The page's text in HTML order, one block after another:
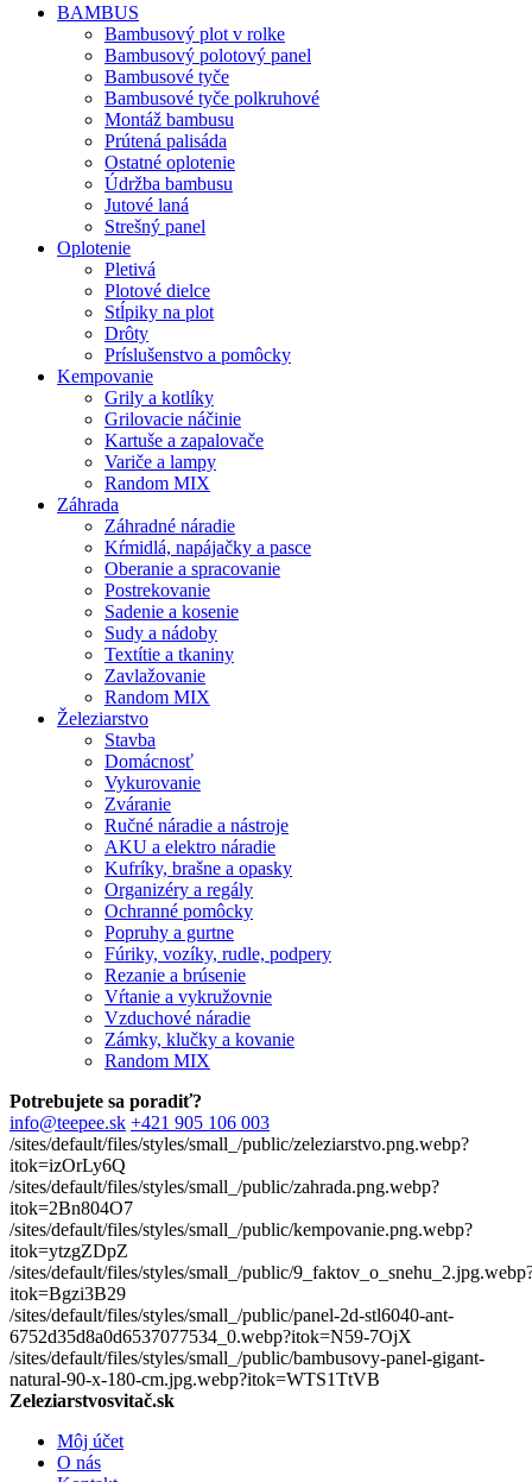
BAMBUS
Bambusový plot v rolke
Bambusový polotový panel
Bambusové tyče
Bambusové tyče polkruhové
Montáž bambusu
Prútená palisáda
Ostatné oplotenie
Údržba bambusu
Jutové laná
Strešný panel
Oplotenie
Pletivá
Plotové dielce
Stĺpiky na plot
Drôty
Príslušenstvo a pomôcky
Kempovanie
Grily a kotlíky
Grilovacie náčinie
Kartuše a zapalovače
Variče a lampy
Random MIX
Záhrada
Záhradné náradie
Kŕmidlá, napájačky a pasce
Oberanie a spracovanie
Postrekovanie
Sadenie a kosenie
Sudy a nádoby
Textítie a tkaniny
Zavlažovanie
Random MIX
Železiarstvo
Stavba
Domácnosť
Vykurovanie
Zváranie
Ručné náradie a nástroje
AKU a elektro náradie
Kufríky, brašne a opasky
Organizéry a regály
Ochranné pomôcky
Popruhy a gurtne
Fúriky, vozíky, rudle, podpery
Rezanie a brúsenie
Vŕtanie a vykružovnie
Vzduchové náradie
Zámky, klučky a kovanie
Random MIX
Potrebujete sa poradiť?
info@teepee.sk +421 905 106 003
/sites/default/files/styles/small_/public/zeleziarstvo.png.webp?
itok=izOrLy6Q
/sites/default/files/styles/small_/public/zahrada.png.webp?
itok=2Bn804O7
/sites/default/files/styles/small_/public/kempovanie.png.webp?
itok=ytzgZDpZ
/sites/default/files/styles/small_/public/
itok=Bgzi3B29
/sites/default/files/styles/small_/public/panel-2d-stl6040-ant-
6752d35d8a0d6537077534_0.webp?itok=N59-7OjX
/sites/default/files/styles/small_/public/bambusovy-panel-gigant-
natural-90-x-180-cm.jpg.webp?itok=WTS1TtVB
Zeleziarstvosvitač.sk
Môj účet
O nás